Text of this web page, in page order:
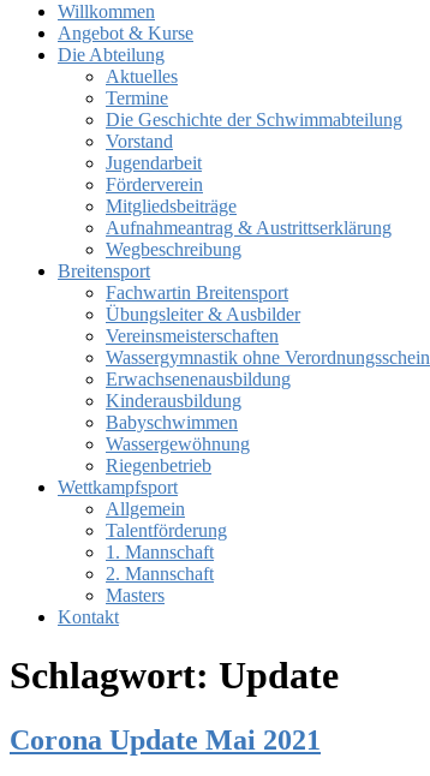
Willkommen
Angebot & Kurse
Die Abteilung
Aktuelles
Termine
Die Geschichte der Schwimmabteilung
Vorstand
Jugendarbeit
Förderverein
Mitgliedsbeiträge
Aufnahmeantrag & Austrittserklärung
Wegbeschreibung
Breitensport
Fachwartin Breitensport
Übungsleiter & Ausbilder
Vereinsmeisterschaften
Wassergymnastik ohne Verordnungsschein
Erwachsenenausbildung
Kinderausbildung
Babyschwimmen
Wassergewöhnung
Riegenbetrieb
Wettkampfsport
Allgemein
Talentförderung
1. Mannschaft
2. Mannschaft
Masters
Kontakt
Schlagwort: Update
Corona Update Mai 2021